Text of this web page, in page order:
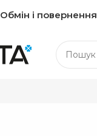
Обмін і повернення